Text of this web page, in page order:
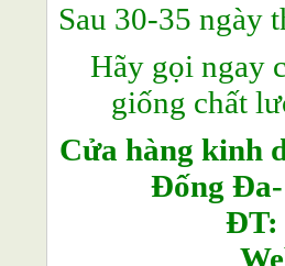
Sau 30-35 ngày
Hãy gọi ngay
giống chất
Cửa hàng kinh
Đống Đa-
ĐT: